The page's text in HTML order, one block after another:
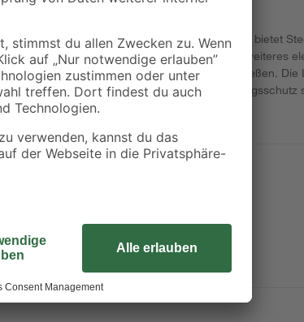
Die Steckdosenleiste aus dem Hause REV Ritter bietet
Schutzkontaktstecker. Zusätzlich lässt sich ein weiteres
Powersplit direkt an der Wandsteckdose anschließen.
zu bedienen. Dank dem eingebauten Überlastungsschutz
Überhitzung automatisch aus.